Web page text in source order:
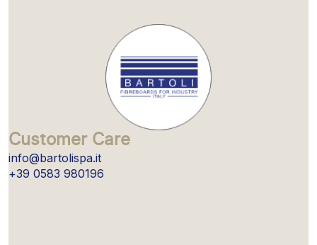
Customer Care
info@bartolispa.it
+39 0583 980196